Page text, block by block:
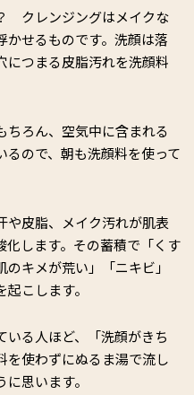
クレンジングはメイクな
かせるものです。洗顔は落
につまる皮脂汚れを洗顔料
ちろん、空気中に含まれる
ので、朝も洗顔料を使って
や皮脂、メイク汚れが肌表
します。その蓄積で「くす
キメが荒い」「ニキビ」
こします。
いる人ほど、「洗顔がきち
を使わずにぬるま湯で流し
思います。